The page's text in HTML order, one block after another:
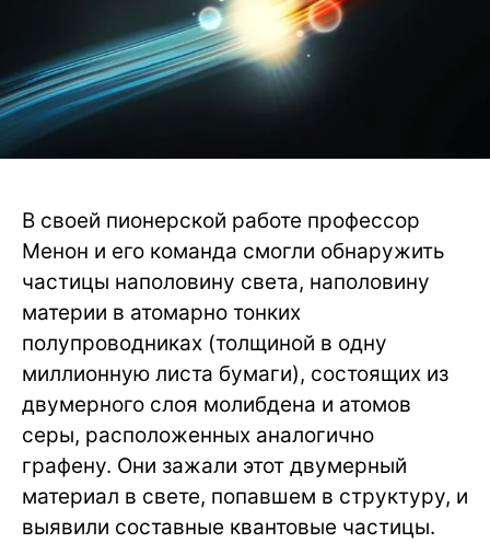
В своей пионерской работе профессор
Менон и его команда смогли обнаружить
частицы наполовину света, наполовину
материи в атомарно тонких
полупроводниках (толщиной в одну
миллионную листа бумаги), состоящих из
двумерного слоя молибдена и атомов
серы, расположенных аналогично
графену. Они зажали этот двумерный
материал в свете, попавшем в структуру, и
выявили составные квантовые частицы.